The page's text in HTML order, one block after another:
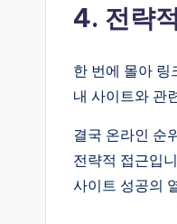
4. 전략
한 번에 몰아 링
내 사이트와 관
결국 온라인 순
전략적 접근입
사이트 성공의